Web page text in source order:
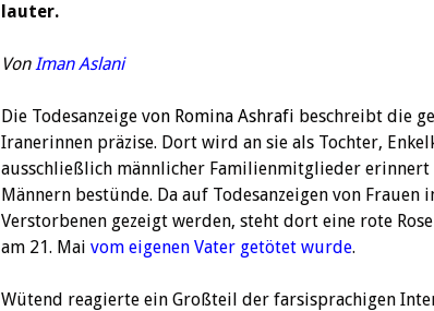
lauter.
VonIman Aslani
Die Todesanzeige von Romina Ashrafi beschreibt die
Iranerinnen präzise. Dort wird an sie als Tochter,
ausschließlich männlicher Familienmitglieder erinnert
Männern bestünde. Da auf Todesanzeigen von Frauen
Verstorbenen gezeigt werden, steht dort eine rote
am 21. Mai vom eigenen Vater getötet wurde.
Wütend reagierte ein Großteil der farsisprachigen